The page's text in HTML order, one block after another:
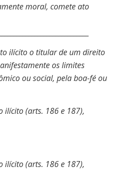
moral, comete ato
ilícito o titular de um direito
os limites
ou social, pela boa-fé ou
ilícito (arts. 186 e 187),
ilícito (arts. 186 e 187),